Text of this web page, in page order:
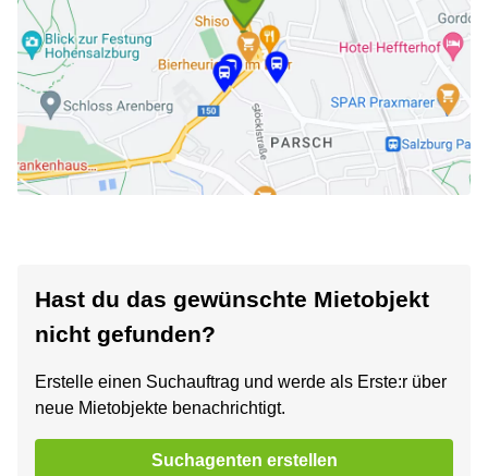
Hast du das gewünschte Mietobjekt
nicht gefunden?
Erstelle einen Suchauftrag und werde als Erste:r über
neue Mietobjekte benachrichtigt.
Suchagenten erstellen